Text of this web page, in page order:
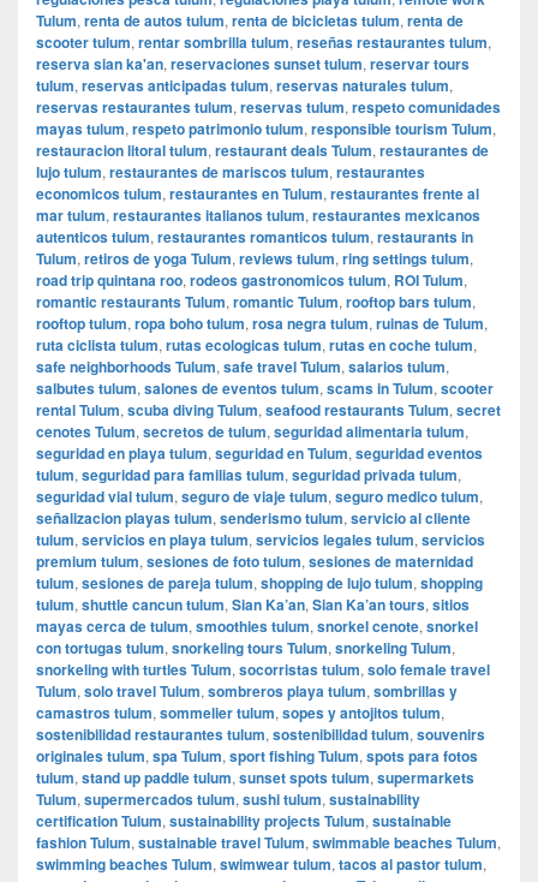
Tulum, renta de autos tulum, renta de bicicletas tulum, renta de
scooter tulum, rentar sombrilla tulum, reseñas restaurantes tulum,
reserva sian ka'an, reservaciones sunset tulum, reservar tours
tulum, reservas anticipadas tulum, reservas naturales tulum,
reservas restaurantes tulum, reservas tulum, respeto comunidades
mayas tulum, respeto patrimonio tulum, responsible tourism Tulum,
restauracion litoral tulum, restaurant deals Tulum, restaurantes de
lujo tulum, restaurantes de mariscos tulum, restaurantes
economicos tulum, restaurantes en Tulum, restaurantes frente al
mar tulum, restaurantes italianos tulum, restaurantes mexicanos
autenticos tulum, restaurantes romanticos tulum, restaurants in
Tulum, retiros de yoga Tulum, reviews tulum, ring settings tulum,
road trip quintana roo, rodeos gastronomicos tulum, ROI Tulum,
romantic restaurants Tulum, romantic Tulum, rooftop bars tulum,
rooftop tulum, ropa boho tulum, rosa negra tulum, ruinas de Tulum,
ruta ciclista tulum, rutas ecologicas tulum, rutas en coche tulum,
safe neighborhoods Tulum, safe travel Tulum, salarios tulum,
salbutes tulum, salones de eventos tulum, scams in Tulum, scooter
rental Tulum, scuba diving Tulum, seafood restaurants Tulum, secret
cenotes Tulum, secretos de tulum, seguridad alimentaria tulum,
seguridad en playa tulum, seguridad en Tulum, seguridad eventos
tulum, seguridad para familias tulum, seguridad privada tulum,
seguridad vial tulum, seguro de viaje tulum, seguro medico tulum,
señalizacion playas tulum, senderismo tulum, servicio al cliente
tulum, servicios en playa tulum, servicios legales tulum, servicios
premium tulum, sesiones de foto tulum, sesiones de maternidad
tulum, sesiones de pareja tulum, shopping de lujo tulum, shopping
tulum, shuttle cancun tulum, Sian Ka’an, Sian Ka’an tours, sitios
mayas cerca de tulum, smoothies tulum, snorkel cenote, snorkel
con tortugas tulum, snorkeling tours Tulum, snorkeling Tulum,
snorkeling with turtles Tulum, socorristas tulum, solo female travel
Tulum, solo travel Tulum, sombreros playa tulum, sombrillas y
camastros tulum, sommelier tulum, sopes y antojitos tulum,
sostenibilidad restaurantes tulum, sostenibilidad tulum, souvenirs
originales tulum, spa Tulum, sport fishing Tulum, spots para fotos
tulum, stand up paddle tulum, sunset spots tulum, supermarkets
Tulum, supermercados tulum, sushi tulum, sustainability
certification Tulum, sustainability projects Tulum, sustainable
fashion Tulum, sustainable travel Tulum, swimmable beaches Tulum,
swimming beaches Tulum, swimwear tulum, tacos al pastor tulum,